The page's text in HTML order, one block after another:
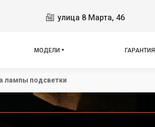
улица 8 Марта, 46
МОДЕЛИ ГАРАНТИЯ
лампы подсветки